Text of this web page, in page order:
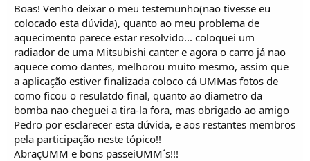
Boas! Venho deixar o meu testemunho(nao tivesse eu
colocado esta dúvida), quanto ao meu problema de
aquecimento parece estar resolvido... coloquei um
radiador de uma Mitsubishi canter e agora o carro já nao
aquece como dantes, melhorou muito mesmo, assim que
a aplicação estiver finalizada coloco cá UMMas fotos de
como ficou o resulatdo final, quanto ao diametro da
bomba nao cheguei a tira-la fora, mas obrigado ao amigo
Pedro por esclarecer esta dúvida, e aos restantes membros
pela participação neste tópico!!
AbraçUMM e bons passeiUMM´s!!!